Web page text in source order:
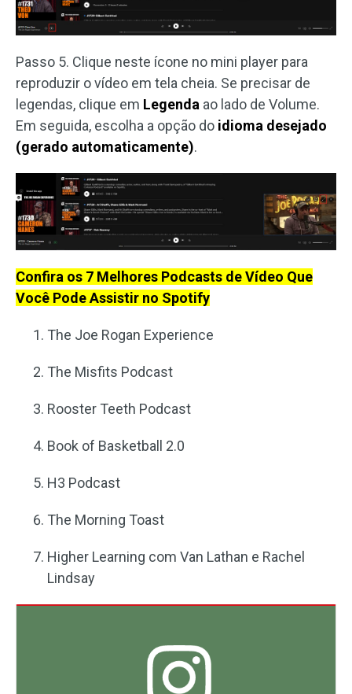
Passo 5. Clique neste ícone no mini player para
reproduzir o vídeo em tela cheia. Se precisar de
legendas, clique em Legenda ao lado de Volume.
Em seguida, escolha a opção do idioma desejado
(gerado automaticamente).
Confira os 7 Melhores Podcasts de Vídeo Que
Você Pode Assistir no Spotify
The Joe Rogan Experience
The Misfits Podcast
Rooster Teeth Podcast
Book of Basketball 2.0
H3 Podcast
The Morning Toast
Higher Learning com Van Lathan e Rachel
Lindsay